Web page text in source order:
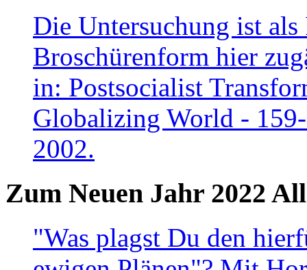
Die Untersuchung ist
Broschürenform hier
in: Postsocialist
Globalizing World -
2002.
Zum Neuen Jahr 2022
"Was plagst Du den